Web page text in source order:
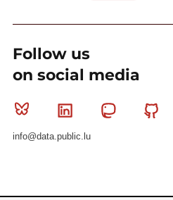
Follow us
on social media
Bluesky Linkedin Mastodon
info@data.public.lu